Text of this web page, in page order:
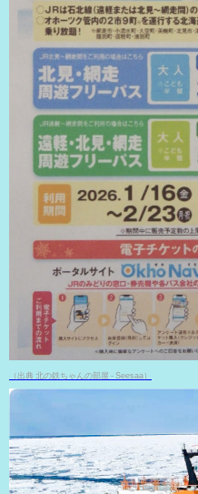
（出典 北の鉄ちゃんの部屋 - Seesaa）